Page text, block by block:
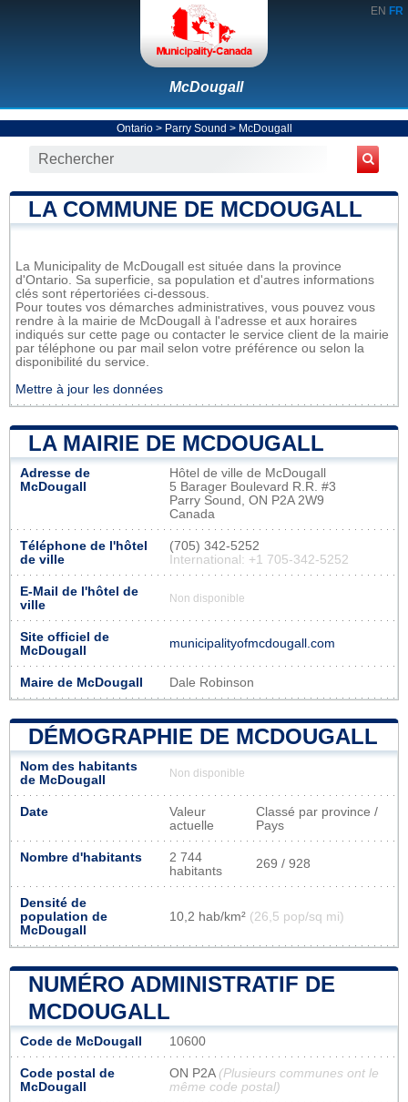
EN FR
McDougall
Ontario> Parry Sound > McDougall
LA COMMUNE DE MCDOUGALL
La Municipality de McDougall est située dans la province
d'Ontario. Sa superficie, sa population et d'autres informations
clés sont répertoriées ci-dessous.
Pour toutes vos démarches administratives, vous pouvez vous
rendre à la mairie de McDougall à l'adresse et aux horaires
indiqués sur cette page ou contacter le service client de la mairie
par téléphone ou par mail selon votre préférence ou selon la
disponibilité du service.
Mettre à jour les données
LA MAIRIE DE MCDOUGALL
Adresse de
McDougall
Hôtel de ville de McDougall
5 Barager Boulevard R.R. #3
Parry Sound, ON P2A 2W9
Canada
Téléphone de l'hôtel
de ville
(705) 342-5252
International: +1 705-342-5252
E-Mail de l'hôtel de
ville
Non disponible
Site officiel de
McDougall
municipalityofmcdougall.com
Maire de McDougall Dale Robinson
DÉMOGRAPHIE DE MCDOUGALL
Nom des habitants
de McDougall
Non disponible
Date
Valeur
actuelle
Classé par province /
Pays
Nombre d'habitants
2 744
habitants
269 / 928
Densité de
population de
McDougall
10,2 hab/km² (26,5 pop/sq mi)
NUMÉRO ADMINISTRATIF DE
MCDOUGALL
Code de McDougall 10600
Code postal de
McDougall
ON P2A (Plusieurs communes ont le
même code postal)